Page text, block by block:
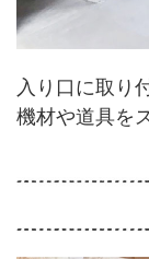
入り口に取り
機材や道具を